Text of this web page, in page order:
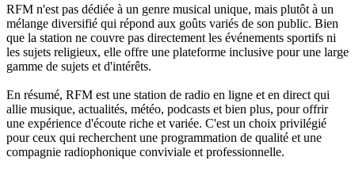
RFM n'est pas dédiée à un genre musical unique, mais plutôt à un
mélange diversifié qui répond aux goûts variés de son public. Bien
que la station ne couvre pas directement les événements sportifs ni
les sujets religieux, elle offre une plateforme inclusive pour une large
gamme de sujets et d'intérêts.
En résumé, RFM est une station de radio en ligne et en direct qui
allie musique, actualités, météo, podcasts et bien plus, pour offrir
une expérience d'écoute riche et variée. C'est un choix privilégié
pour ceux qui recherchent une programmation de qualité et une
compagnie radiophonique conviviale et professionnelle.